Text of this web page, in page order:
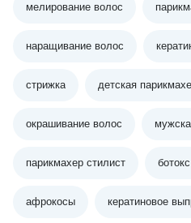
мелирование волос
наращивание волос
стрижка детская
окрашивание волос
парикмахер стилист
афрокосы кератиновое